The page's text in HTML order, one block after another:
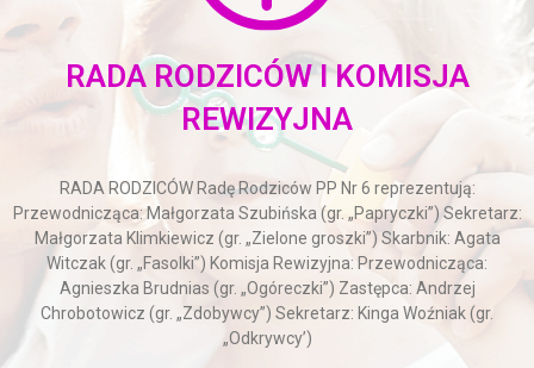
RADA RODZICÓW I KOMISJA
REWIZYJNA
RADA RODZICÓW Radę Rodziców PP Nr 6 reprezentują:
Przewodnicząca: Małgorzata Szubińska (gr. „Papryczki”) Sekretarz:
Małgorzata Klimkiewicz (gr. „Zielone groszki”) Skarbnik: Agata
Witczak (gr. „Fasolki”) Komisja Rewizyjna: Przewodnicząca:
Agnieszka Brudnias (gr. „Ogóreczki”) Zastępca: Andrzej
Chrobotowicz (gr. „Zdobywcy”) Sekretarz: Kinga Woźniak (gr.
„Odkrywcy’)